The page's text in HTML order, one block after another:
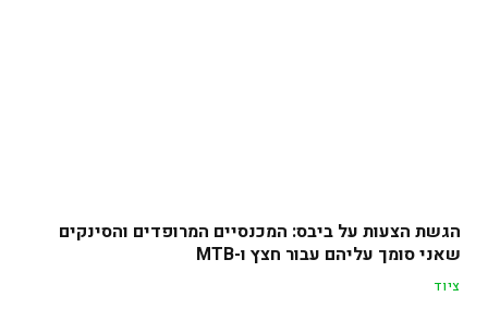
הגשת הצעות על ביבס: המכנסיים המרופדים והסינקים
שאני סומך עליהם עבור חצץ ו-MTB
ציוד